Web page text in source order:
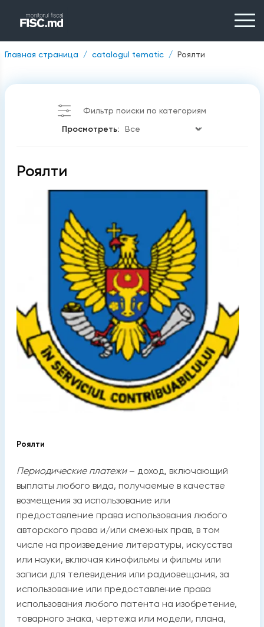
Главная страница catalogul tematic Роялти
Фильтр поиски по категориям
Просмотреть:
Роялти
Роялти
Периодические платежи– доход, включающий
выплаты любого вида, получаемые в качестве
возмещения за использование или
предоставление права использования любого
авторского права и/или смежных прав, в том
числе на произведение литературы, искусства
или науки, включая кинофильмы и фильмы или
записи для телевидения или радиовещания, за
использование или предоставление права
использования любого патента на изобретение,
товарного знака, чертежа или модели, плана,